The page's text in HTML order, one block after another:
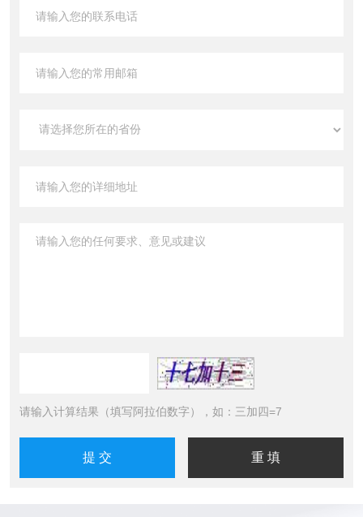
请输入计算结果（填写阿拉伯数字），如：三加四=7